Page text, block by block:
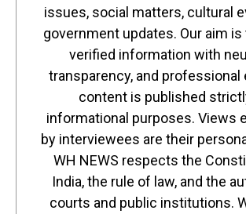
issues, social matters, cultural
government updates. Our aim
verified information with
transparency, and professional
content is published
informational purposes. Views
by interviewees are their
WH NEWS respects the
India, the rule of law, and the
courts and public institutions.